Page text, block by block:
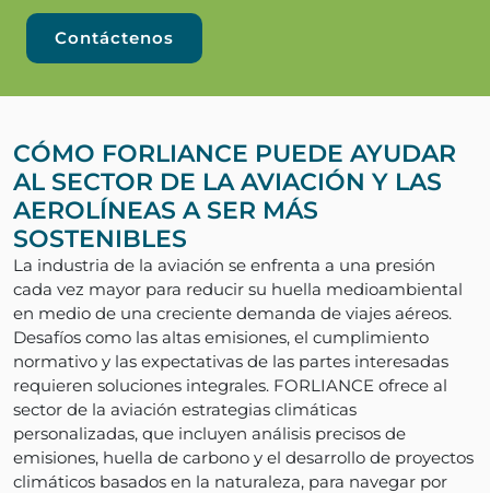
Contáctenos
CÓMO FORLIANCE PUEDE AYUDAR
AL SECTOR DE LA AVIACIÓN Y LAS
AEROLÍNEAS A SER MÁS
SOSTENIBLES
La industria de la aviación se enfrenta a una presión
cada vez mayor para reducir su huella medioambiental
en medio de una creciente demanda de viajes aéreos.
Desafíos como las altas emisiones, el cumplimiento
normativo y las expectativas de las partes interesadas
requieren soluciones integrales. FORLIANCE ofrece al
sector de la aviación estrategias climáticas
personalizadas, que incluyen análisis precisos de
emisiones, huella de carbono y el desarrollo de proyectos
climáticos basados en la naturaleza, para navegar por